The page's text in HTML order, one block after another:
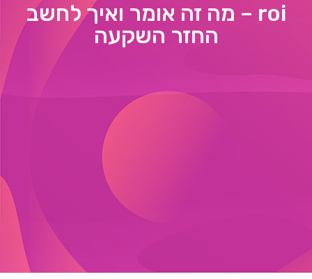
roi – מה זה אומר ואיך לחשב
החזר השקעה